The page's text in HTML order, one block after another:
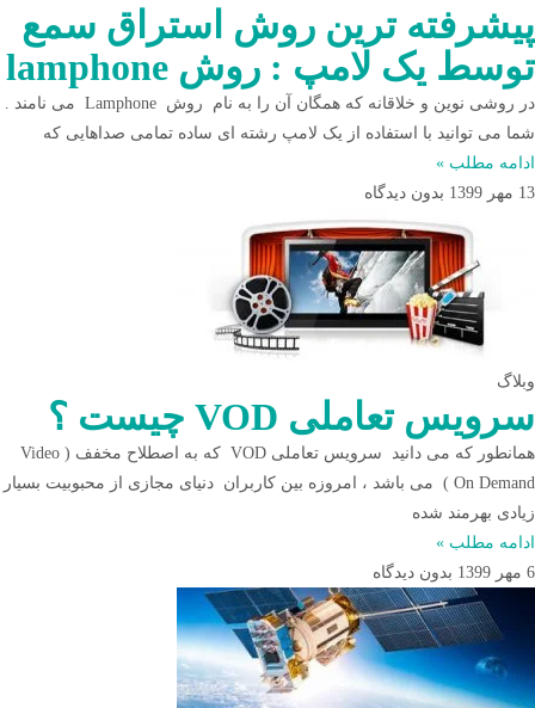
پیشرفته ترین روش استراق سمع
توسط یک لامپ : روش lamphone
در روشی نوین و خلاقانه که همگان آن را به نام روش Lamphone می نامند .
شما می توانید با استفاده از یک لامپ رشته ای ساده تمامی صداهایی که
ادامه مطلب »
13 مهر 1399
بدون دیدگاه
وبلاگ
سرویس تعاملی VOD چیست ؟
همانطور که می دانید سرویس تعاملی VOD که به اصطلاح مخفف ( Video
On Demand ) می باشد ، امروزه بین کاربران دنیای مجازی از محبوبیت بسیار
زیادی بهرمند شده
ادامه مطلب »
6 مهر 1399
بدون دیدگاه